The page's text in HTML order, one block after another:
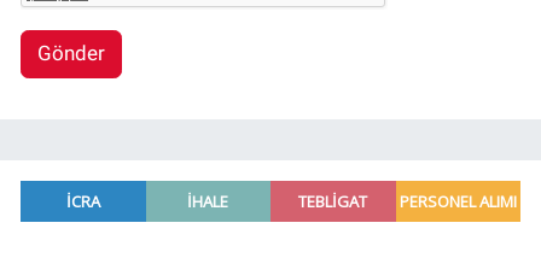
Gönder